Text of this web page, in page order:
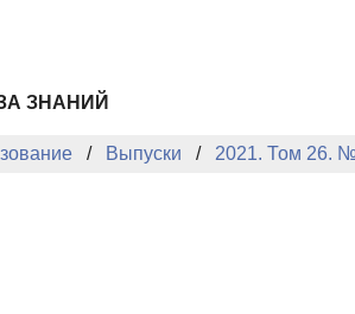
ЗНАНИЙ
Выпуски 2021. Том 26.